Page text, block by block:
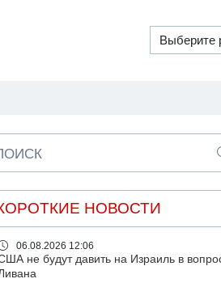
НОВОСТИ
06.08.2026 12:06
не будут давить на Израиль в